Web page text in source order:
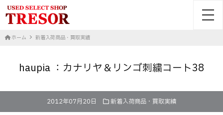
ホーム 新着入荷商品・買取実績
haupia ：カナリヤ＆リンゴ刺繍コート38
2012年07月20日 新着入荷商品・買取実績